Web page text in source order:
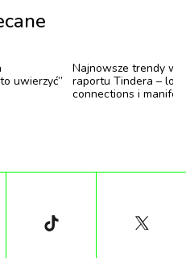
uwierzyć”
Najnowsze trendy w
raportu Tindera –
connections i